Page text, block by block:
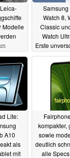
Modelle
Watch 8,
Classic
Watch
Erste
geleakt
Lite:
A10
als
mit
kompakter,
sowie
deutlich
alle